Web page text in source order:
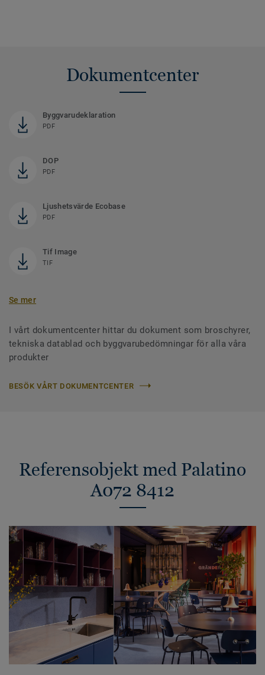
Dokumentcenter
Byggvarudeklaration
PDF
DOP
PDF
Ljushetsvärde Ecobase
PDF
Tif Image
TIF
Se mer
I vårt dokumentcenter hittar du dokument som broschyrer,
tekniska datablad och byggvarubedömningar för alla våra
produkter
BESÖK VÅRT DOKUMENTCENTER
Referensobjekt med Palatino
A072 8412